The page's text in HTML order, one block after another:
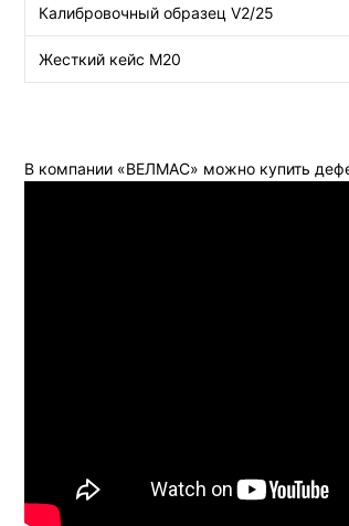
Калибровочный образец V2/25
Жесткий кейс М20
В компании «ВЕЛМАС» можно купить